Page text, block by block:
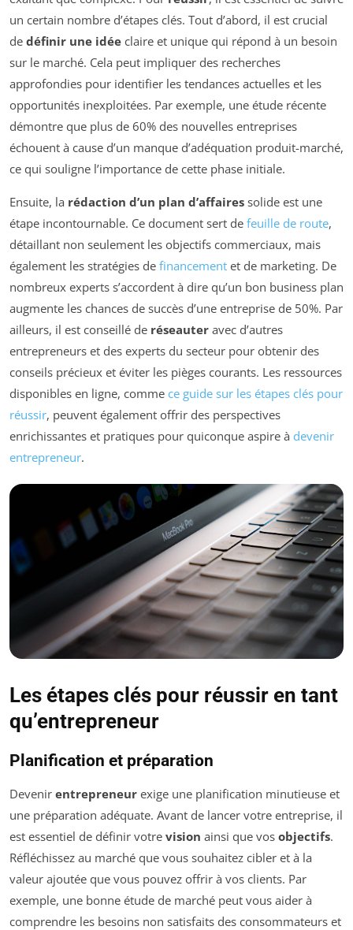
un certain nombre d’étapes clés. Tout d’abord, il est crucial
de définir une idée claire et unique qui répond à un besoin
sur le marché. Cela peut impliquer des recherches
approfondies pour identifier les tendances actuelles et les
opportunités inexploitées. Par exemple, une étude récente
démontre que plus de 60% des nouvelles entreprises
échouent à cause d’un manque d’adéquation produit-marché,
ce qui souligne l’importance de cette phase initiale.
Ensuite, la rédaction d’un plan d’affaires solide est une
étape incontournable. Ce document sert de feuille de route,
détaillant non seulement les objectifs commerciaux, mais
également les stratégies de financement et de marketing. De
nombreux experts s’accordent à dire qu’un bon business plan
augmente les chances de succès d’une entreprise de 50%. Par
ailleurs, il est conseillé de réseauter avec d’autres
entrepreneurs et des experts du secteur pour obtenir des
conseils précieux et éviter les pièges courants. Les ressources
disponibles en ligne, comme ce guide sur les étapes clés pour
réussir, peuvent également offrir des perspectives
enrichissantes et pratiques pour quiconque aspire à devenir
entrepreneur.
Les étapes clés pour réussir en tant
qu’entrepreneur
Planification et préparation
Devenir entrepreneur exige une planification minutieuse et
une préparation adéquate. Avant de lancer votre entreprise, il
est essentiel de définir votre vision ainsi que vos objectifs.
Réfléchissez au marché que vous souhaitez cibler et à la
valeur ajoutée que vous pouvez offrir à vos clients. Par
exemple, une bonne étude de marché peut vous aider à
comprendre les besoins non satisfaits des consommateurs et